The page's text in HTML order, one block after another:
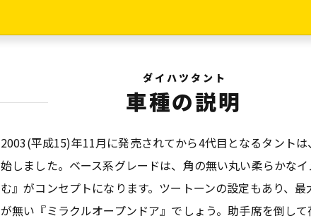
ダイハツタント
車種の説明
2003(平成15)年11月に発売されてから4代目となるタント
始しました。ベース系グレードは、角の無い丸い柔らかな
む』がコンセプトになります。ツートーンの設定もあり、
が無い『ミラクルオープンドア』でしょう。助手席を倒し